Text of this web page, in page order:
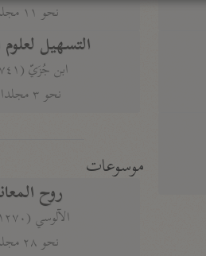
نحو ١١ مجلدًا
التسهيل لعلوم
ابن جُزَيّ (٧٤١ هـ)
نحو ٣ مجلدات
موسوعات
روح
الآلوسي (١٢٧٠ هـ)
نحو ٢٨ مجلدًا